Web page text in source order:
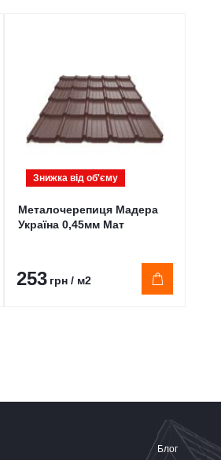
Знижка від обʹєму
Металочерепиця Мадера
Україна 0,45мм Мат
253 грн / м2
Блог